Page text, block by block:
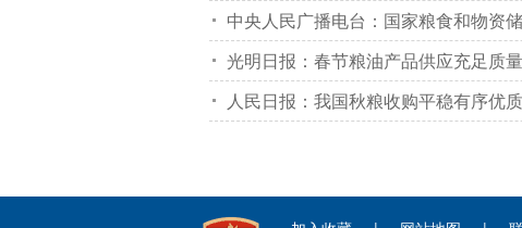
中央人民广播电台：国家粮食和物资
光明日报：春节粮油产品供应充足质
人民日报：我国秋粮收购平稳有序优